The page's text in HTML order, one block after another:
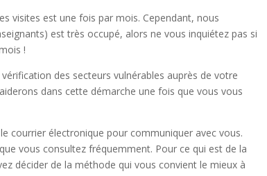
visites est une fois par mois. Cependant, nous
est très occupé, alors ne vous inquiétez pas si
!
des secteurs vulnérables auprès de votre
dans cette démarche une fois que vous vous
courrier électronique pour communiquer avec vous.
vous consultez fréquemment. Pour ce qui est de la
décider de la méthode qui vous convient le mieux à